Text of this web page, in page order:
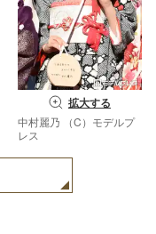
拡大する
中村麗乃 （C）モデルプ
レス